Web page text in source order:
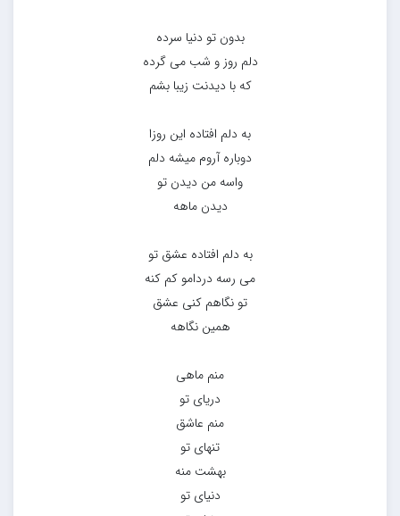
بدون تو دنیا سرده
دلم روز و شب می گرده
که با دیدنت زیبا بشم
به دلم افتاده این روزا
دوباره آروم میشه دلم
واسه من دیدن تو
دیدن ماهه
به دلم افتاده عشق تو
می رسه دردامو کم کنه
تو نگاهم کنی عشق
همین نگاهه
منم ماهی
دریای تو
منم عاشق
تنهای تو
بهشت منه
دنیای تو